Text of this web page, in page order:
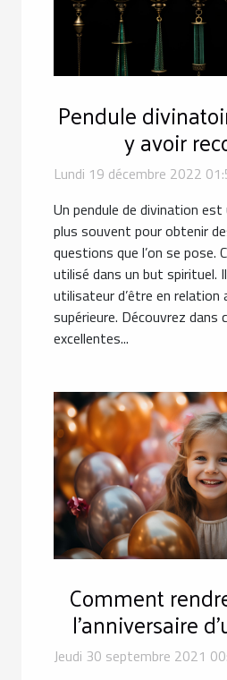
Pendule
y avoir
Lundi 19 décembre 2022
Un pendule de divination
plus souvent pour obtenir
questions que l’on se pose.
utilisé dans un but spirituel.
utilisateur d’être en relation
supérieure. Découvrez
excellentes...
Comment
l’anniversaire
Jeudi 30 septembre 2021